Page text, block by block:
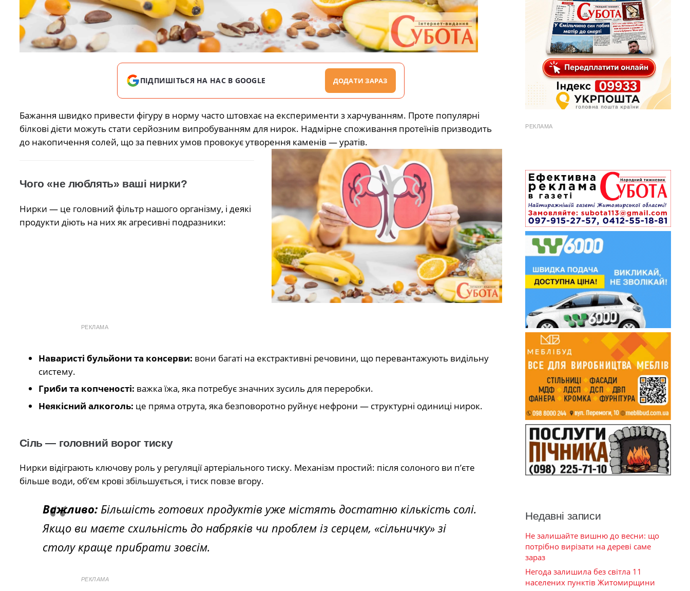
ПІДПИШІТЬСЯ НА НАС В GOOGLE ДОДАТИ ЗАРАЗ
Бажання швидко привести фігуру в норму часто штовхає на експерименти з харчуванням. Проте популярні
білкові дієти можуть стати серйозним випробуванням для нирок. Надмірне споживання протеїнів призводить
до накопичення солей, що за певних умов провокує утворення каменів — уратів.
Чого «не люблять» ваші нирки?
Нирки — це головний фільтр нашого організму, і деякі
продукти діють на них як агресивні подразники:
РЕКЛАМА
Наваристі бульйони та консерви: вони багаті на екстрактивні речовини, що перевантажують видільну
систему.
Гриби та копченості: важка їжа, яка потребує значних зусиль для переробки.
Неякісний алкоголь: це пряма отрута, яка безповоротно руйнує нефрони — структурні одиниці нирок.
Сіль — головний ворог тиску
Нирки відіграють ключову роль у регуляції артеріального тиску. Механізм простий: після солоного ви п’єте
більше води, об’єм крові збільшується, і тиск повзе вгору.
Важливо:Більшість готових продуктів уже містять достатню кількість солі.
Якщо ви маєте схильність до набряків чи проблем із серцем, «сільничку» зі
столу краще прибрати зовсім.
РЕКЛАМА
РЕКЛАМА
Недавні записи
Не залишайте вишню до весни: що
потрібно вирізати на дереві саме
зараз
Негода залишила без світла 11
населених пунктів Житомирщини